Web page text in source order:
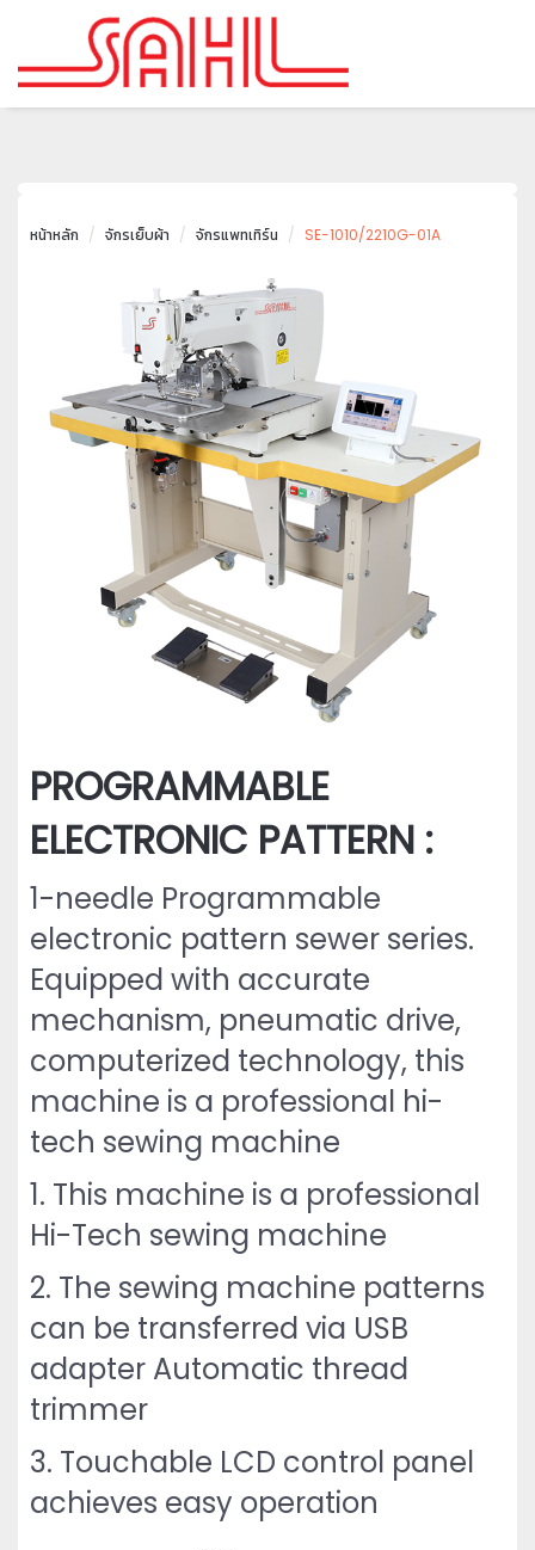
หน้าหลัก จักรเย็บผ้า จักรแพทเทิร์น SE-1010/2210G-01A
PROGRAMMABLE
ELECTRONIC PATTERN :
1-needle Programmable
electronic pattern sewer series.
Equipped with accurate
mechanism, pneumatic drive,
computerized technology, this
machine is a professional hi-
tech sewing machine
1. This machine is a professional
Hi-Tech sewing machine
2. The sewing machine patterns
can be transferred via USB
adapter Automatic thread
trimmer
3. Touchable LCD control panel
achieves easy operation